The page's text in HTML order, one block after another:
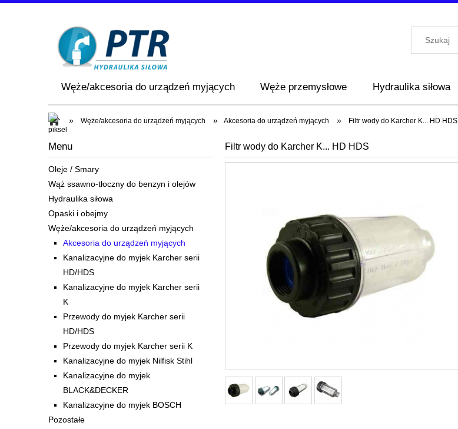
Węże/akcesoria do urządzeń myjących Węże przemysłowe Hydraulika siłowa
» Węże/akcesoria do urządzeń myjących » Akcesoria do urządzeń myjących » Filtr wody do Karcher K... HD HDS
Menu
Oleje / Smary
Wąż ssawno-tłoczny do benzyn i olejów
Hydraulika siłowa
Opaski i obejmy
Węże/akcesoria do urządzeń myjących
Akcesoria do urządzeń myjących
Kanalizacyjne do myjek Karcher serii
HD/HDS
Kanalizacyjne do myjek Karcher serii
K
Przewody do myjek Karcher serii
HD/HDS
Przewody do myjek Karcher serii K
Kanalizacyjne do myjek Nilfisk Stihl
Kanalizacyjne do myjek
BLACK&DECKER
Kanalizacyjne do myjek BOSCH
Pozostałe
Filtr wody do Karcher K... HD HDS